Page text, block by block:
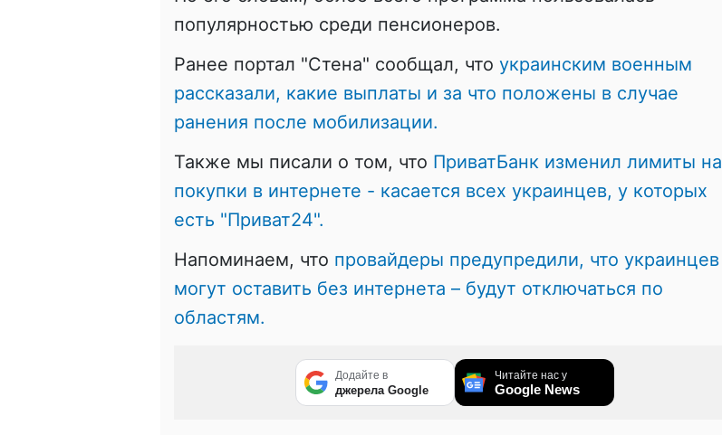
популярностью среди пенсионеров.
Ранее портал "Стена" сообщал, что украинским военным
рассказали, какие выплаты и за что положены в случае
ранения после мобилизации.
Также мы писали о том, что ПриватБанк изменил лимиты на
покупки в интернете - касается всех украинцев, у которых
есть "Приват24".
Напоминаем, что провайдеры предупредили, что украинцев
могут оставить без интернета – будут отключаться по
областям.
Додайте в
джерела Google
Читайте нас у
Google News